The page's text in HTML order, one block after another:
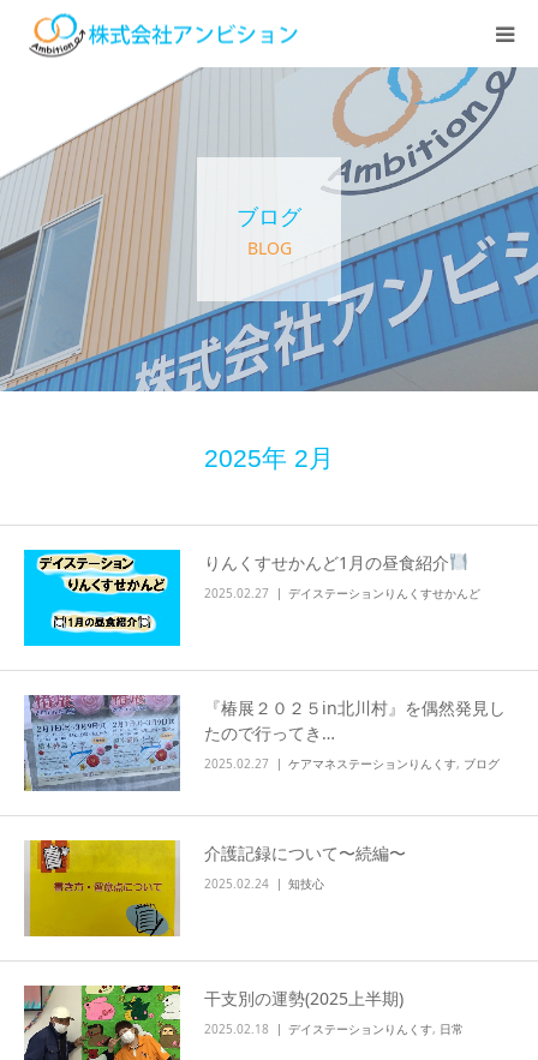
ブログ
BLOG
2025年 2月
りんくすせかんど1月の昼食紹介
2025.02.27 デイステーションりんくすせかんど
『椿展２０２５in北川村』を偶然発見し
たので行ってき…
2025.02.27 ケアマネステーションりんくす, ブログ
介護記録について〜続編〜
2025.02.24 知技心
干支別の運勢(2025上半期)
2025.02.18 デイステーションりんくす, 日常
アンビションについて
サービス紹介
デイステーション
居宅介護・訪問介護
info